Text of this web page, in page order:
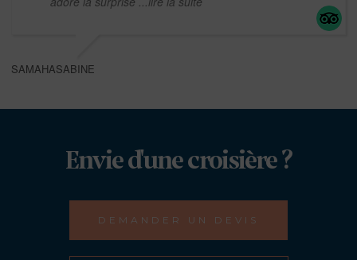
SAMAHASABINE
Envie d'une croisière ?
DEMANDER UN DEVIS